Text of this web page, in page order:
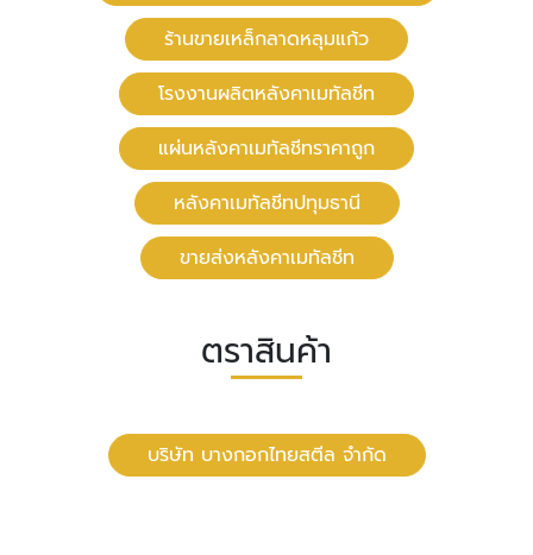
ร้านขายเหล็กลาดหลุมแก้ว
โรงงานผลิตหลังคาเมทัลชีท
แผ่นหลังคาเมทัลชีทราคาถูก
หลังคาเมทัลชีทปทุมธานี
ขายส่งหลังคาเมทัลชีท
ตราสินค้า
บริษัท บางกอกไทยสตีล จำกัด